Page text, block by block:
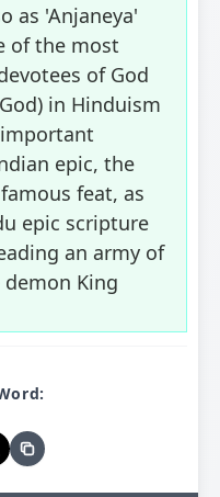
as 'Anjaneya'
of the most
of God
in Hinduism
epic, the
feat, as
epic scripture
an army of
King